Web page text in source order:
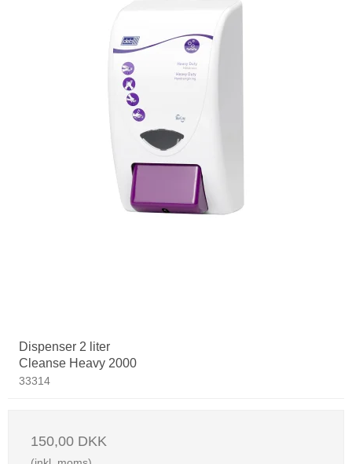
Dispenser 2 liter
Cleanse Heavy 2000
33314
150,00 DKK